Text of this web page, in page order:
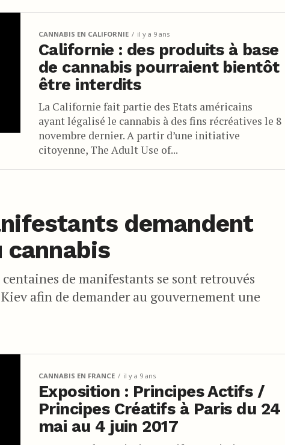
CANNABIS EN CALIFORNIE il y a 9 ans
Californie : des produits à base
de cannabis pourraient bientôt
être interdits
La Californie fait partie des Etats américains
ayant légalisé le cannabis à des fins récréatives le 8
novembre dernier. A partir d’une initiative
citoyenne, The Adult Use of...
demandent
cannabis
de manifestants se sont retrouvés
afin de demander au gouvernement une
CANNABIS EN FRANCE il y a 9 ans
Exposition : Principes Actifs /
Principes Créatifs à Paris du 24
mai au 4 juin 2017